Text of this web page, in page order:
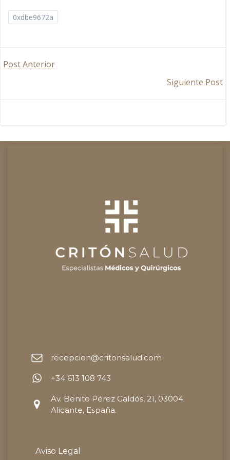
0xdbe9672a
Navegación
entradas
Post Anterior
las
Siguiente Post
recepcion@critonsalud.com
+34 613 108 743
Av. Benito Pérez Galdós, 21, 03004
Alicante, España.
Aviso Legal